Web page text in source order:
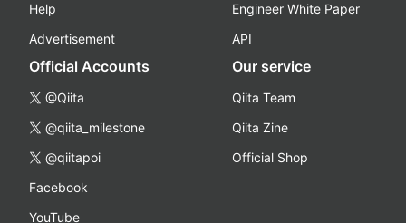
Help
Advertisement
Engineer White Paper
API
Official Accounts
@Qiita
@qiita_milestone
@qiitapoi
Facebook
YouTube
Our service
Qiita Team
Qiita Zine
Official Shop